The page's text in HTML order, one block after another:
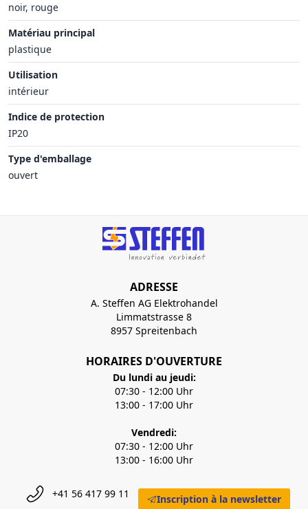
noir, rouge
Matériau principal
plastique
Utilisation
intérieur
Indice de protection
IP20
Type d'emballage
ouvert
ADRESSE
A. Steffen AG Elektrohandel
Limmatstrasse 8
8957 Spreitenbach
HORAIRES D'OUVERTURE
Du lundi au jeudi:
07:30 - 12:00 Uhr
13:00 - 17:00 Uhr
Vendredi:
07:30 - 12:00 Uhr
13:00 - 16:00 Uhr
+41 56 417 99 11 Inscription à la newsletter